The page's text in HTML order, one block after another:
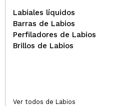
Labiales líquidos
Barras de Labios
Perfiladores de Labios
Brillos de Labios
Ver todos de Labios